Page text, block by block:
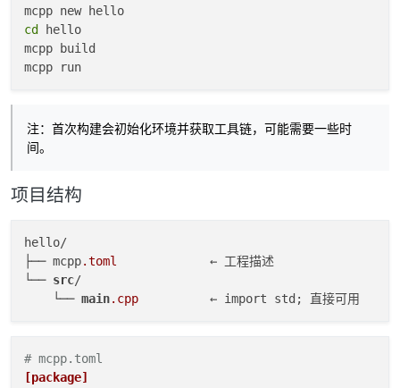
cd
hello
mcpp build
注：首次构建会初始化环境并获取工具链，可能需要一些时
间。
项目结构
hello/
├── mcpp.toml
             ← 工程描述
└── src/
    └──
main.cpp
# mcpp.toml
[package]